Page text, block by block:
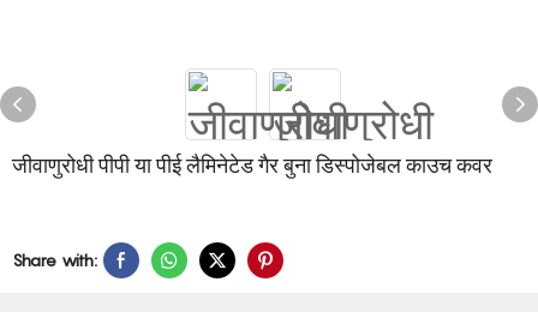
जीवाणुरोधी पीपी या पीई लैमिनेटेड गैर बुना डिस्पोजेबल काउच कवर
Share with: